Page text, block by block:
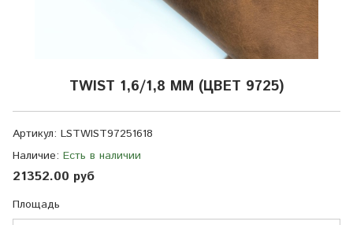
TWIST 1,6/1,8 ММ (ЦВЕТ 9725)
Артикул: LSTWIST97251618
Наличие: Есть в наличии
21352.00 руб
Площадь